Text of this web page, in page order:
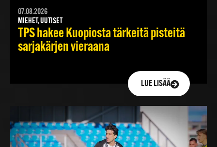
07.08.2026
MIEHET, UUTISET
TPS hakee Kuopiosta tärkeitä pisteitä
sarjakärjen vieraana
LUE LISÄÄ